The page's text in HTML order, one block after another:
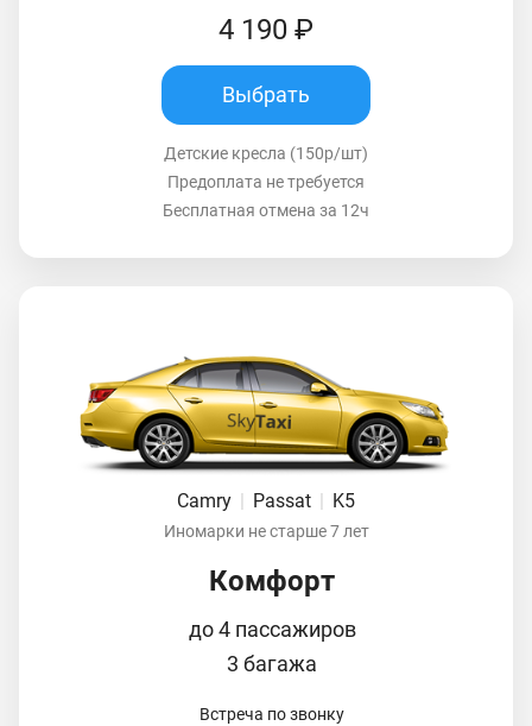
4 190 ₽
Выбрать
Детские кресла (150р/шт)
Предоплата не требуется
Бесплатная отмена за 12ч
Camry Passat K5
Иномарки не старше 7 лет
Комфорт
до 4 пассажиров
3 багажа
Встреча по звонку